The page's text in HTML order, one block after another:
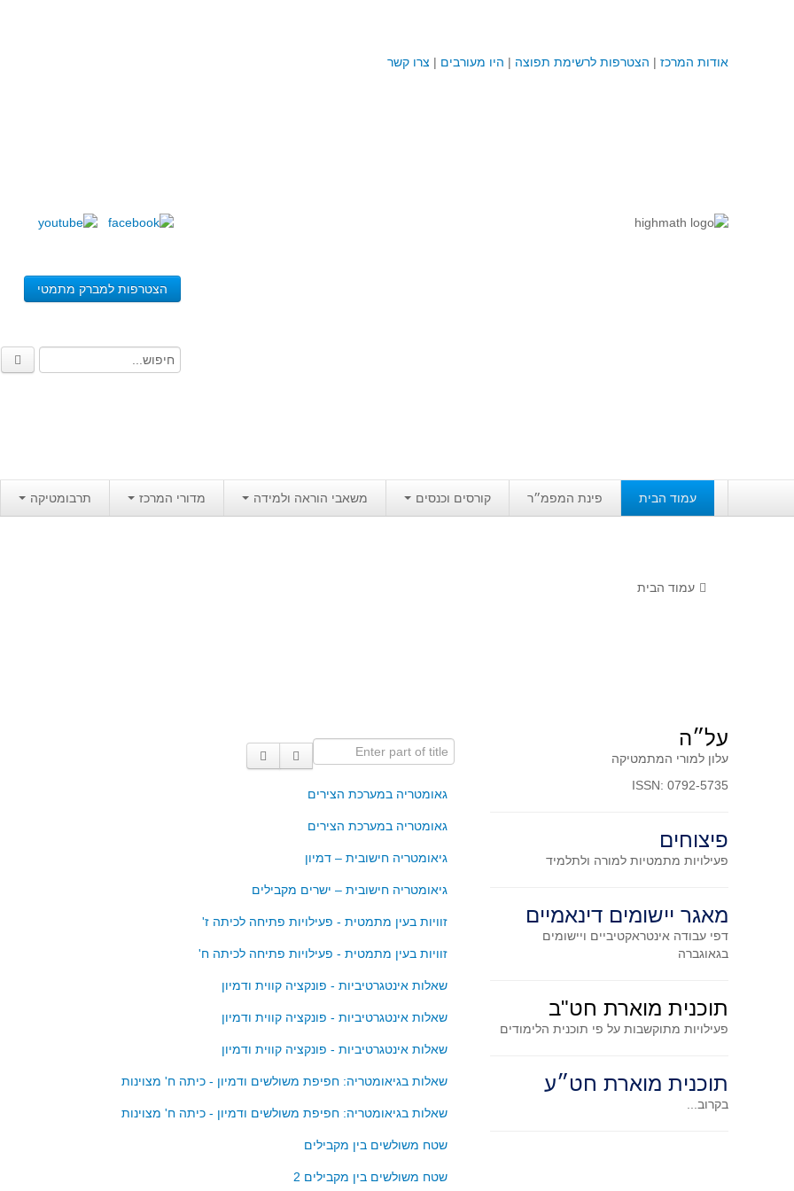
אודות המרכז | הצטרפות לרשימת תפוצה | היו מעורבים | צרו קשר
הצטרפות למברק מתמטי
עמוד הבית פינת המפמ״ר קורסים וכנסים משאבי הוראה ולמידה מדורי המרכז תרבומטיקה
עמוד הבית
Enter part of title
גאומטריה במערכת הצירים
גאומטריה במערכת הצירים
גיאומטריה חישובית – דמיון
גיאומטריה חישובית – ישרים מקבילים
זוויות בעין מתמטית - פעילויות פתיחה לכיתה ז'
זוויות בעין מתמטית - פעילויות פתיחה לכיתה ח'
שאלות אינטגרטיביות - פונקציה קווית ודמיון
שאלות אינטגרטיביות - פונקציה קווית ודמיון
שאלות אינטגרטיביות - פונקציה קווית ודמיון
שאלות בגיאומטריה: חפיפת משולשים ודמיון - כיתה ח' מצוינות
שאלות בגיאומטריה: חפיפת משולשים ודמיון - כיתה ח' מצוינות
שטח משולשים בין מקבילים
שטח משולשים בין מקבילים 2
על״ה
עלון למורי המתמטיקה
ISSN: 0792-5735
פיצוחים
פעילויות מתמטיות למורה ולתלמיד
מאגר יישומים דינאמיים
דפי עבודה אינטראקטיביים ויישומים
בגאוגברה
תוכנית מוארת חט"ב
פעילויות מתוקשבות על פי תוכנית הלימודים
תוכנית מוארת חט״ע
בקרוב...